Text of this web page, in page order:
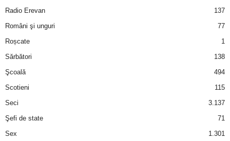
Radio Erevan
137
Români şi unguri
77
Roșcate
1
Sărbători
138
Şcoală
494
Scotieni
115
Seci
3.137
Şefi de state
71
Sex
1.301